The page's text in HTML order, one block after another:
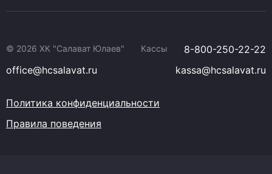
© 2026 ХК "Салават Юлаев" Кассы
8-800-250-22-22
office@hcsalavat.ru
kassa@hcsalavat.ru
Политика конфиденциальности
Правила поведения